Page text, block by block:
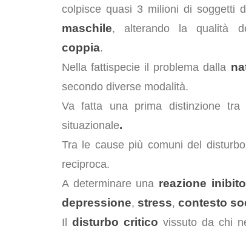
colpisce quasi 3 milioni di soggetti
maschile, alterando la qualità
coppia.
Nella fattispecie il problema dalla
secondo diverse modalità.
Va fatta una prima distinzione tra
situazionale.
Tra le cause più comuni del
reciproca.
A determinare una reazione
depressione, stress, contesto
Ildisturbo critico vissuto da chi